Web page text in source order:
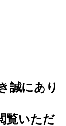
誠にあり
覧いただ